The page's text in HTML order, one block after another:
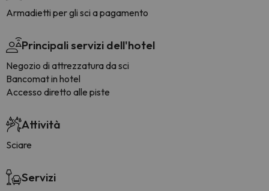
Armadietti per gli sci a pagamento
Principali servizi dell'hotel
Negozio di attrezzatura da sci
Bancomat in hotel
Accesso diretto alle piste
Attività
Sciare
Servizi